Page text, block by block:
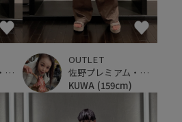
佐野プレミアム・アウトレット
OUTLET
佐野プレミアム・アウトレット
KUWA (159cm)